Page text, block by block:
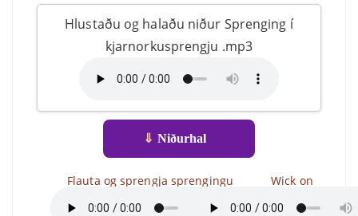
Hlustaðu og halaðu niður Sprenging í
kjarnorkusprengju .mp3
⇓ Niðurhal
Flauta og sprengja sprengingu Wick on